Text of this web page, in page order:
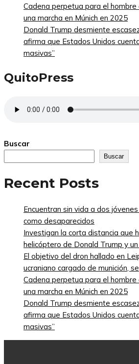
Cadena perpetua para el hombre
una marcha en Múnich en 2025
Donald Trump desmiente
afirma que Estados Unidos
masivas”
QuitoPress
Buscar
Buscar
Recent Posts
Encuentran sin vida a dos
como desaparecidos
Investigan la corta distancia que
helicóptero de Donald Trump y
El objetivo del dron hallado en
ucraniano cargado de munición,
Cadena perpetua para el hombre
una marcha en Múnich en 2025
Donald Trump desmiente
afirma que Estados Unidos
masivas”